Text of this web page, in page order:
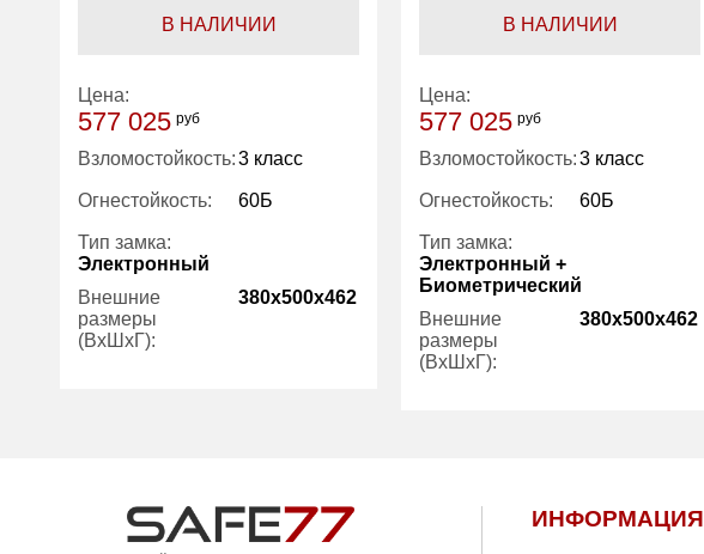
В НАЛИЧИИ
Цена:
577 025 руб
Взломостойкость:3 класс
Огнестойкость: 60Б
Тип замка:
Электронный
Внешние
размеры
(ВхШхГ):
380x500x462
В НАЛИЧИИ
Цена:
577 025 руб
Взломостойкость:3 класс
Огнестойкость: 60Б
Тип замка:
Электронный +
Биометрический
Внешние
размеры
(ВхШхГ):
380x500x462
ИНФОРМАЦИЯ